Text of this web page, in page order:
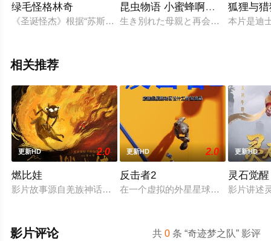
绿毛怪格林奇
《圣诞怪杰》根据“苏斯博士”（Dr. Seuss）的著名畅销童书改
昆虫物语 小蜜蜂啊迪 勇气的乐章
生き別れた母親と再会するために、
狐狸与
本片是迪
相关推荐
更新HD 2.0
燃比娃
影片故事源自羌族神话，讲述了一只被人类抚养长大的猴子，
更新HD 2.0
反击者2
在一个虚拟的外星星球上，反击者是
更新HD
灵石觉醒
影片讲述
共0 条 “奇迹梦之队” 影评
影片评论